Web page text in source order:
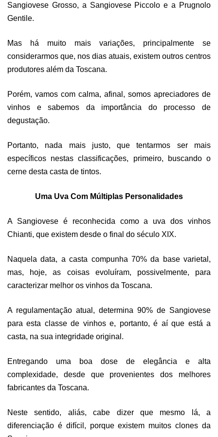
Sangiovese Grosso, a Sangiovese Piccolo e a Prugnolo
Gentile.
Mas há muito mais variações, principalmente se
considerarmos que, nos dias atuais, existem outros centros
produtores além da Toscana.
Porém, vamos com calma, afinal, somos apreciadores de
vinhos e sabemos da importância do processo de
degustação.
Portanto, nada mais justo, que tentarmos ser mais
específicos nestas classificações, primeiro, buscando o
cerne desta casta de tintos.
Uma Uva Com Múltiplas Personalidades
A Sangiovese é reconhecida como a uva dos vinhos
Chianti, que existem desde o final do século XIX.
Naquela data, a casta compunha 70% da base varietal,
mas, hoje, as coisas evoluíram, possivelmente, para
caracterizar melhor os vinhos da Toscana.
A regulamentação atual, determina 90% de Sangiovese
para esta classe de vinhos e, portanto, é aí que está a
casta, na sua integridade original.
Entregando uma boa dose de elegância e alta
complexidade, desde que provenientes dos melhores
fabricantes da Toscana.
Neste sentido, aliás, cabe dizer que mesmo lá, a
diferenciação é difícil, porque existem muitos clones da